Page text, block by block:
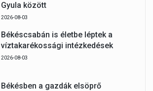
Gyula között
2026-08-03
Békéscsabán is életbe léptek a
víztakarékossági intézkedések
2026-08-03
Békésben a gazdák elsöprő